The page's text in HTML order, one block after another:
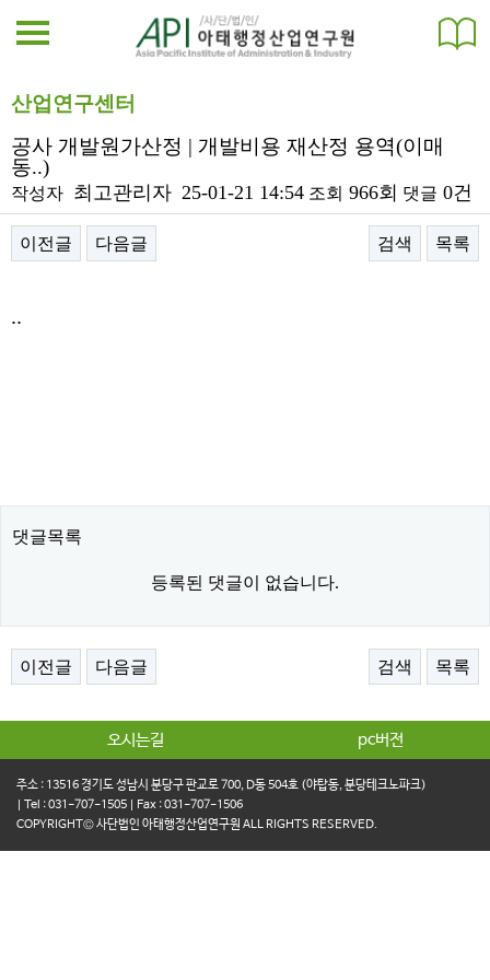
산업연구센터
공사 개발원가산정 | 개발비용 재산정 용역(이매
동..)
작성자 최고관리자 25-01-21 14:54 조회 966회 댓글 0건
이전글 다음글 검색 목록
..
댓글목록
등록된 댓글이 없습니다.
이전글 다음글 검색 목록
오시는길 pc버전
주소 : 13516 경기도 성남시 분당구 판교로 700, D동 504호 (야탑동, 분당테크노파크)
| Tel : 031-707-1505 | Fax : 031-707-1506
COPYRIGHT© 사단법인 아태행정산업연구원 ALL RIGHTS RESERVED.